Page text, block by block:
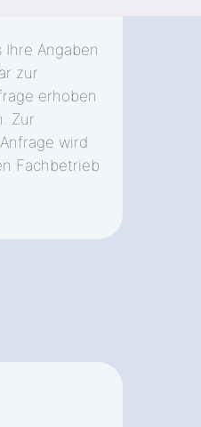
Ihre Angaben
zur
erhoben
Zur
. Anfrage wird
Fachbetrieb